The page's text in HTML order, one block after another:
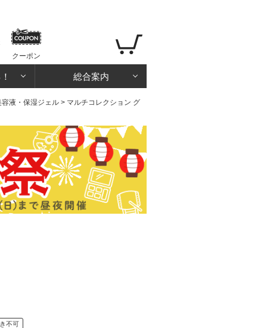
クーポン
総合案内
容液・保湿ジェル > マルチコレクション グ
不可